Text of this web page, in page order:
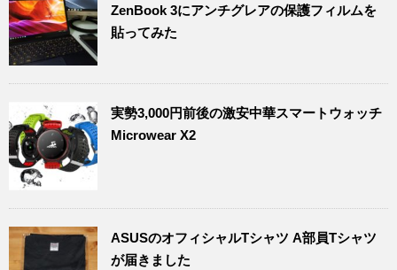
ZenBook 3にアンチグレアの保護フィルムを
貼ってみた
実勢3,000円前後の激安中華スマートウォッチ
Microwear X2
ASUSのオフィシャルTシャツ A部員Tシャツ
が届きました